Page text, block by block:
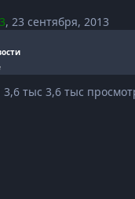
,23 сентября, 2013
3,6 тыс